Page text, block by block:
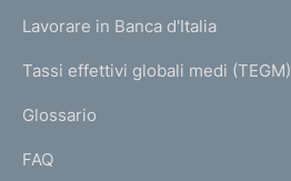
g
T
I
I
Lavorare in Banca d'Italia
Tassi effettivi globali medi (TEGM)
Glossario
FAQ